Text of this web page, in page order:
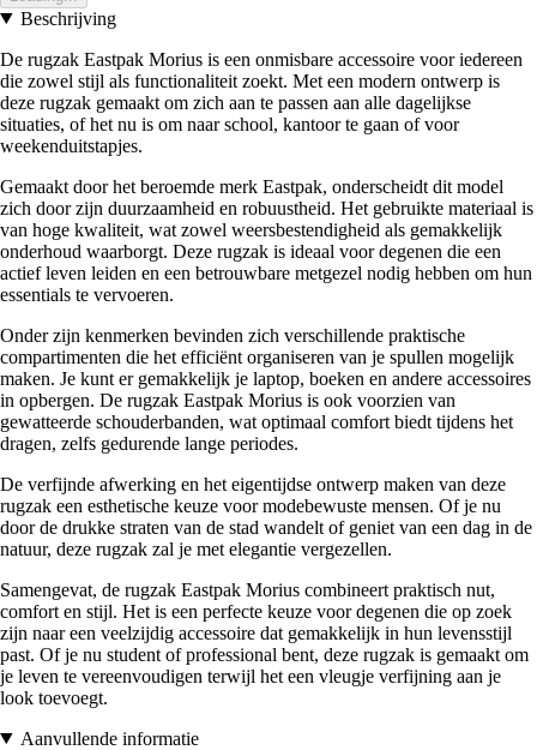
Beschrijving
De rugzak Eastpak Morius is een onmisbare accessoire voor iedereen
die zowel stijl als functionaliteit zoekt. Met een modern ontwerp is
deze rugzak gemaakt om zich aan te passen aan alle dagelijkse
situaties, of het nu is om naar school, kantoor te gaan of voor
weekenduitstapjes.
Gemaakt door het beroemde merk Eastpak, onderscheidt dit model
zich door zijn duurzaamheid en robuustheid. Het gebruikte materiaal is
van hoge kwaliteit, wat zowel weersbestendigheid als gemakkelijk
onderhoud waarborgt. Deze rugzak is ideaal voor degenen die een
actief leven leiden en een betrouwbare metgezel nodig hebben om hun
essentials te vervoeren.
Onder zijn kenmerken bevinden zich verschillende praktische
compartimenten die het efficiënt organiseren van je spullen mogelijk
maken. Je kunt er gemakkelijk je laptop, boeken en andere accessoires
in opbergen. De rugzak Eastpak Morius is ook voorzien van
gewatteerde schouderbanden, wat optimaal comfort biedt tijdens het
dragen, zelfs gedurende lange periodes.
De verfijnde afwerking en het eigentijdse ontwerp maken van deze
rugzak een esthetische keuze voor modebewuste mensen. Of je nu
door de drukke straten van de stad wandelt of geniet van een dag in de
natuur, deze rugzak zal je met elegantie vergezellen.
Samengevat, de rugzak Eastpak Morius combineert praktisch nut,
comfort en stijl. Het is een perfecte keuze voor degenen die op zoek
zijn naar een veelzijdig accessoire dat gemakkelijk in hun levensstijl
past. Of je nu student of professional bent, deze rugzak is gemaakt om
je leven te vereenvoudigen terwijl het een vleugje verfijning aan je
look toevoegt.
Aanvullende informatie